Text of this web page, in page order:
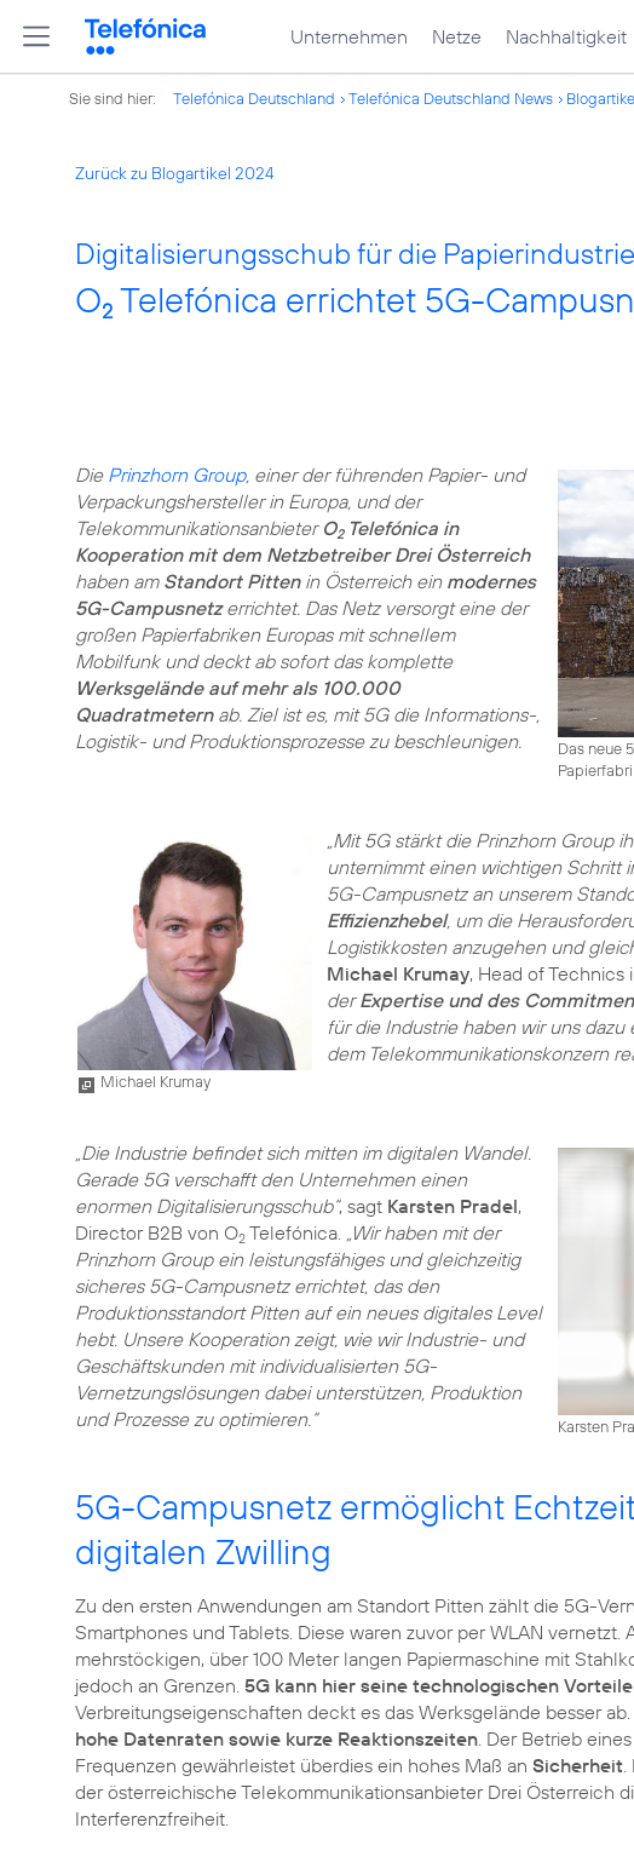
Unternehmen Netze Nachhaltigkeit
Sie sind hier: Telefónica Deutschland Telefónica Deutschland News
Zurück zu Blogartikel 2024
Digitalisierungsschub für die
O2 Telefónica errichtet 5G-
Das neue
Die Prinzhorn Group, einer der führenden Papier- und
Verpackungshersteller in Europa, und der
Telekommunikationsanbieter O2Telefónica in
Kooperation mit dem Netzbetreiber Drei Österreich
haben am Standort Pittenin Österreich ein modernes
5G-Campusnetzerrichtet. Das Netz versorgt eine der
großen Papierfabriken Europas mit schnellem
Mobilfunk und deckt ab sofort das komplette
Werksgelände auf mehr als 100.000
Quadratmeternab. Ziel ist es, mit 5G die Informations-,
Logistik- und Produktionsprozesse zu beschleunigen.
Michael Krumay
„Mit 5G stärkt die Prinzhorn Group
unternimmt einen wichtigen Schritt
5G-Campusnetz an unserem
Effizienzhebel, um die
Logistikkosten anzugehen und
Michael Krumay, Head of Technics
derExpertise und des
für die Industrie haben wir uns
dem Telekommunikationskonzern
Karsten
„Die Industrie befindet sich mitten im digitalen Wandel.
Gerade 5G verschafft den Unternehmen einen
enormen Digitalisierungsschub“, sagt Karsten Pradel,
Director B2B von O2 Telefónica. „Wir haben mit der
Prinzhorn Group ein leistungsfähiges und gleichzeitig
sicheres 5G-Campusnetz errichtet, das den
Produktionsstandort Pitten auf ein neues digitales Level
hebt. Unsere Kooperation zeigt, wie wir Industrie- und
Geschäftskunden mit individualisierten 5G-
Vernetzungslösungen dabei unterstützen, Produktion
und Prozesse zu optimieren.“
5G-Campusnetz ermöglicht
digitalen Zwilling
Zu den ersten Anwendungen am Standort Pitten zählt die 5G-
Smartphones und Tablets. Diese waren zuvor per WLAN
mehrstöckigen, über 100 Meter langen Papiermaschine mit
jedoch an Grenzen. 5G kann hier seine technologischen
Verbreitungseigenschaften deckt es das Werksgelände besser
hohe Datenraten sowie kurze Reaktionszeiten. Der Betrieb
Frequenzen gewährleistet überdies ein hohes Maß an Sicherheit.
der österreichische Telekommunikationsanbieter Drei Österreich
Interferenzfreiheit.